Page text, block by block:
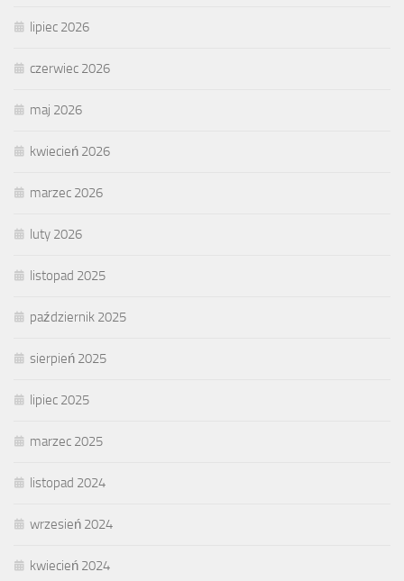
lipiec 2026
czerwiec 2026
maj 2026
kwiecień 2026
marzec 2026
luty 2026
listopad 2025
październik 2025
sierpień 2025
lipiec 2025
marzec 2025
listopad 2024
wrzesień 2024
kwiecień 2024